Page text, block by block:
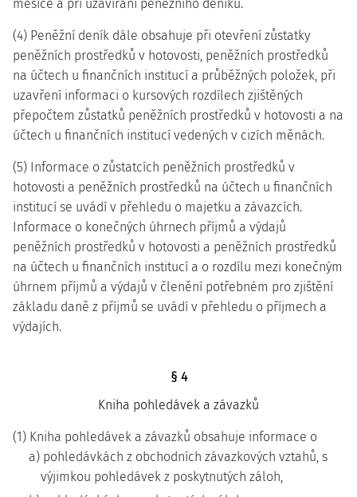
měsíce a při uzavírání peněžního deníku.
(4) Peněžní deník dále obsahuje při otevření zůstatky
peněžních prostředků v hotovosti, peněžních prostředků
na účtech u finančních institucí a průběžných položek, při
uzavření informaci o kursových rozdílech zjištěných
přepočtem zůstatků peněžních prostředků v hotovosti a na
účtech u finančních institucí vedených v cizích měnách.
(5) Informace o zůstatcích peněžních prostředků v
hotovosti a peněžních prostředků na účtech u finančních
institucí se uvádí v přehledu o majetku a závazcích.
Informace o konečných úhrnech příjmů a výdajů
peněžních prostředků v hotovosti a peněžních prostředků
na účtech u finančních institucí a o rozdílu mezi konečným
úhrnem příjmů a výdajů v členění potřebném pro zjištění
základu daně z příjmů se uvádí v přehledu o příjmech a
výdajích.
§ 4
Kniha pohledávek a závazků
(1) Kniha pohledávek a závazků obsahuje informace o
a) pohledávkách z obchodních závazkových vztahů, s
výjimkou pohledávek z poskytnutých záloh,